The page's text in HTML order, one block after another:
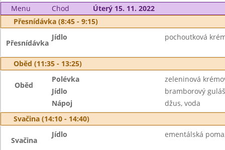
Menu Chod
Úterý 15. 11. 2022
Přesnídávka (8:45 - 9:15)
Přesnídávka
Jídlo pochoutková
Oběd (11:35 - 13:25)
Oběd
Polévka
zeleninová
Jídlo
bramborový
Nápoj
džus, voda
Svačina (14:10 - 14:40)
Svačina
Jídlo ementálská